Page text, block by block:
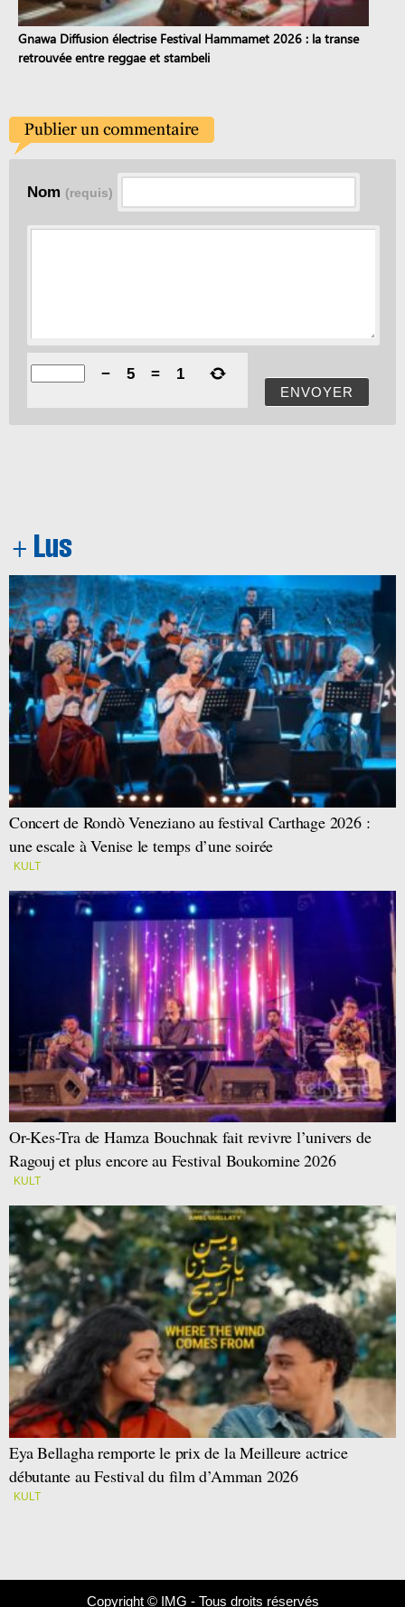
Gnawa Diffusion électrise Festival Hammamet 2026 : la transe
retrouvée entre reggae et stambeli
Nom (requis)
ENVOYER
− 5 = 1
Concert de Rondò Veneziano au festival Carthage 2026 :
une escale à Venise le temps d’une soirée
KULT
Or-Kes-Tra de Hamza Bouchnak fait revivre l’univers de
Ragouj et plus encore au Festival Boukornine 2026
KULT
Eya Bellagha remporte le prix de la Meilleure actrice
débutante au Festival du film d’Amman 2026
KULT
Copyright © IMG - Tous droits réservés